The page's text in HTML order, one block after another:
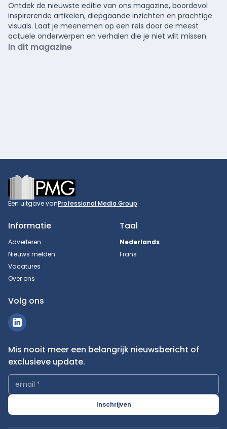
Ontdek de nieuwste editie van ons magazine, boordevol
inspirerende artikelen, diepgaande inzichten en prachtige
visuals. Laat je meenemen op een reis door de meest
actuele onderwerpen en verhalen die je niet wilt missen.
In dit magazine
Footer
Een uitgave vanProfessional Media Group
Informatie
Adverteren
Nieuws melden
Vacatures
Over ons
Taal
Nederlands
Frans
Volg ons
Mis nooit meer een belangrijk nieuwsbericht of
exclusieve update.
email *
Inschrijven